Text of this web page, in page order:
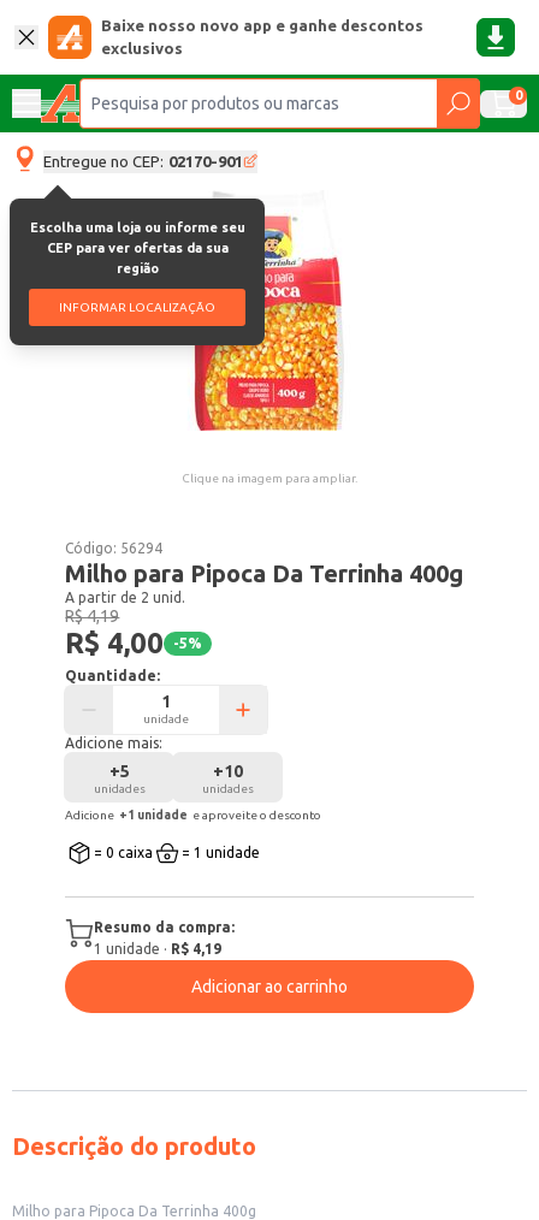
Baixe nosso novo app e ganhe descontos
exclusivos
0
Entregue no CEP: 02170-901
Escolha uma loja ou informe seu
CEP para ver ofertas da sua
região
INFORMAR LOCALIZAÇÃO
Clique na imagem para ampliar.
Código: 56294
Milho para Pipoca Da Terrinha 400g
A partir de 2 unid.
R$ 4,19
R$ 4,00 -5%
Quantidade:
unidade
Adicione mais:
+5
unidades
+10
unidades
Adicione +1 unidade e aproveite o desconto
= 0 caixa = 1 unidade
Resumo da compra:
1 unidade · R$ 4,19
Adicionar ao carrinho
Descrição do produto
Milho para Pipoca Da Terrinha 400g